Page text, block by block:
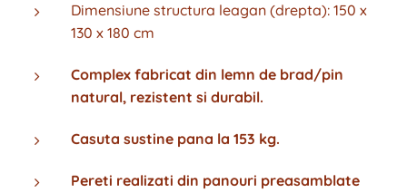
Dimensiune structura leagan (drepta): 150 x
130 x 180 cm
Complex fabricat din lemn de brad/pin
natural, rezistent si durabil.
Casuta sustine pana la 153 kg.
Pereti realizati din panouri preasamblate